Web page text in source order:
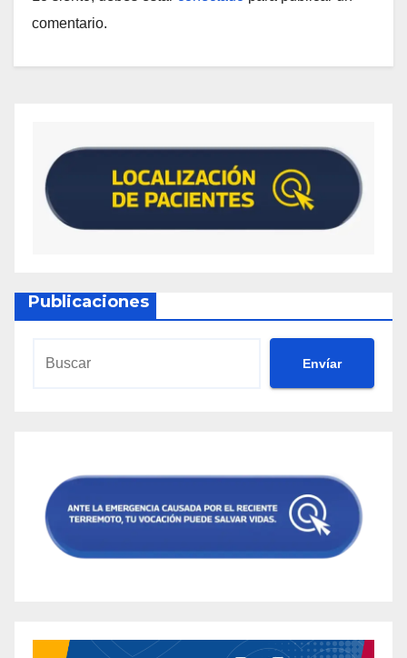
comentario.
Publicaciones
Envíar